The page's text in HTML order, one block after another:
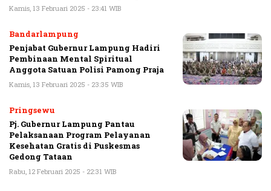
Kamis, 13 Februari 2025 - 23:41 WIB
Bandarlampung
Penjabat Gubernur Lampung Hadiri
Pembinaan Mental Spiritual
Anggota Satuan Polisi Pamong Praja
Kamis, 13 Februari 2025 - 23:35 WIB
Pringsewu
Pj. Gubernur Lampung Pantau
Pelaksanaan Program Pelayanan
Kesehatan Gratis di Puskesmas
Gedong Tataan
Rabu, 12 Februari 2025 - 22:31 WIB